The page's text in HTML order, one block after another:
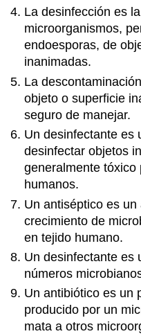
La desinfección es
microorganismos,
endoesporas, de
inanimadas.
La
objeto o superficie
seguro de manejar.
Un desinfectante es
desinfectar objetos
generalmente
humanos.
Un antiséptico es
crecimiento de
en tejido humano.
Un desinfectante es
números
Un antibiótico es un
producido por un
mata a otros